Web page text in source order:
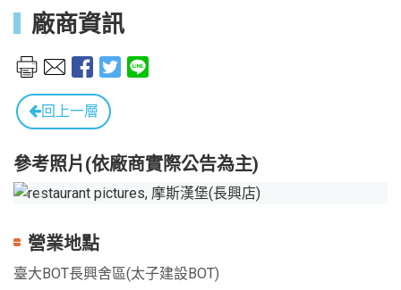
廠商資訊
回上一層
參考照片(依廠商實際公告為主)
Previous
營業地點
臺大BOT長興舍區(太子建設BOT)